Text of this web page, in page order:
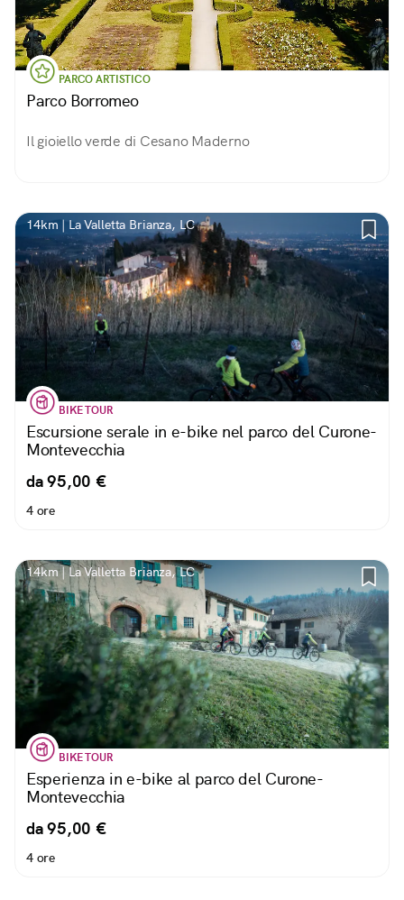
PARCO ARTISTICO
Parco Borromeo
Il gioiello verde di Cesano Maderno
14km | La Valletta Brianza, LC
BIKE TOUR
Escursione serale in e-bike nel parco del Curone-
Montevecchia
da 95,00 €
4 ore
14km | La Valletta Brianza, LC
BIKE TOUR
Esperienza in e-bike al parco del Curone-
Montevecchia
da 95,00 €
4 ore